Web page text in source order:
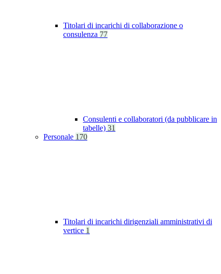
Titolari di incarichi di collaborazione o
consulenza 77
Consulenti e collaboratori (da pubblicare in
tabelle) 31
Personale 170
Titolari di incarichi dirigenziali amministrativi di
vertice 1